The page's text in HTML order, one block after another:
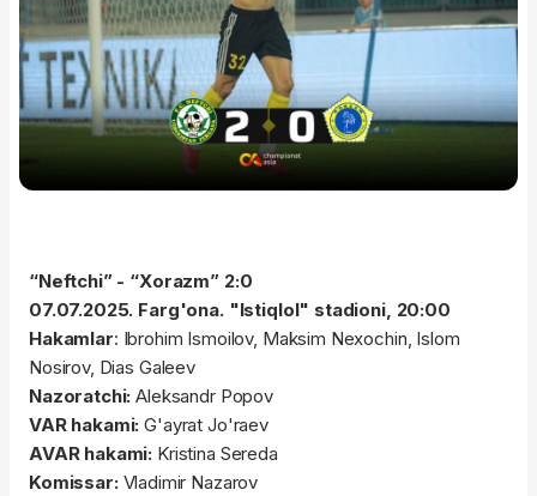
“Neftchi” - “Xorazm” 2:0
07.07.2025. Farg'ona. "Istiqlol" stadioni, 20:00
Hakamlar: Ibrohim Ismoilov, Maksim Nexochin, Islom
Nosirov, Dias Galeev
Nazoratchi: Aleksandr Popov
VAR hakami: G'ayrat Jo'raev
AVAR hakami: Kristina Sereda
Komissar:Vladimir Nazarov